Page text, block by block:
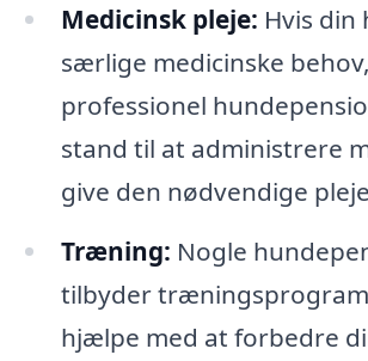
Medicinsk pleje: Hvis din
særlige medicinske
professionel
stand til at administrere
give den nødvendige
Træning: Nogle
tilbyder
hjælpe med at forbedre